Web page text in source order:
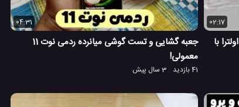
02:17
جعبه گشایی و نگاهی به گوشی شیائومی 13 اولترا با
04:31
جعبه گشایی و تست گوشی میانرده ردمی نوت 11
معمولی!
41 بازدید 3 سال پیش